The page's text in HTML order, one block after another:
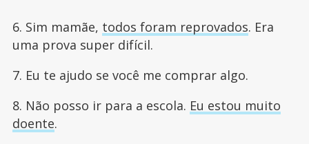
6. Sim mamãe, todos foram reprovados. Era
uma prova super difícil.
7. Eu te ajudo se você me comprar algo.
8. Não posso ir para a escola. Eu estou muito
doente.